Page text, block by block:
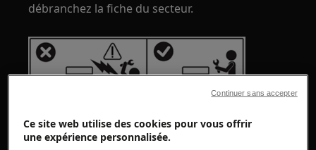
débranchez la fiche du secteur.
Ce site web utilise des cookies pour vous offrir
une expérience personnalisée.
Continuer sans accepter